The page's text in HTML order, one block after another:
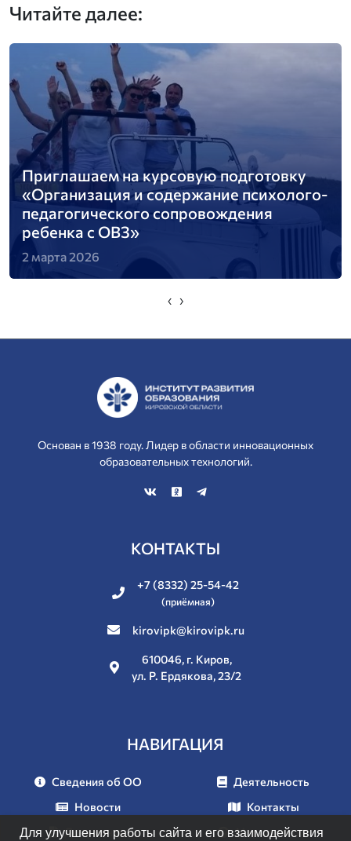
Читайте далее:
Приглашаем на курсовую подготовку
«Организация и содержание психолого-
педагогического сопровождения
ребенка с ОВЗ»
2 марта 2026
‹ ›
Основан в 1938 году. Лидер в области инновационных
образовательных технологий.
КОНТАКТЫ
+7 (8332) 25-54-42
(приёмная)
kirovipk@kirovipk.ru
610046, г. Киров,
ул. Р. Ердякова, 23/2
НАВИГАЦИЯ
Сведения об ОО
Новости
Документы
Деятельность
Контакты
Мероприятия
Для улучшения работы сайта и его взаимодействия